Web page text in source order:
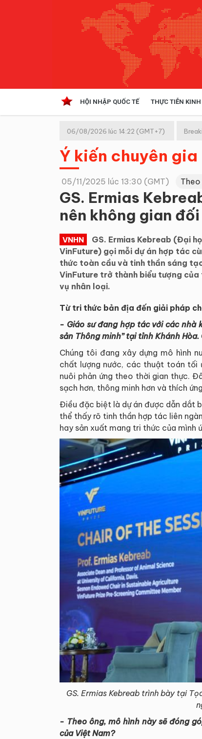
HỘI NHẬP QUỐC TẾ THỰC TIỄN
Kinh tế hội nhập
Doanh nghiệp
06/08/2026 lúc 14:22 (GMT+7)
Ý kiến chuyên gia
05/11/2025 lúc 13:30 (GMT)
GS. Ermias
nên không gian
VNHN
GS. Ermias Kebreab (Đại
VinFuture) gọi mỗi dự án hợp tác
thức toàn cầu và tinh thần sáng
VinFuture trở thành biểu tượng
vụ nhân loại.
Từ tri thức bản địa đến giải pháp
- Giáo sư đang hợp tác với các nhà
sản Thông minh” tại tỉnh Khánh
Chúng tôi đang xây dựng mô hình
chất lượng nước, các thuật toán tối
nuôi phản ứng theo thời gian thực.
sạch hơn, thông minh hơn và thích
Điều đặc biệt là dự án được dẫn dắt
thể thấy rõ tinh thần hợp tác liên
hay sản xuất mang tri thức của mình
GS. Ermias Kebreab trình bày tại
- Theo ông, mô hình này sẽ đóng
của Việt Nam?